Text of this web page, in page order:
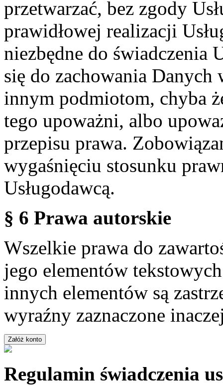
przetwarzać, bez zgody
prawidłowej realizacji
niezbędne do świadczenia
się do zachowania
innym podmiotom, chyba
tego upoważni, albo
przepisu prawa.
wygaśnięciu stosunku
Usługodawcą.
§ 6 Prawa autorskie
Wszelkie prawa do
jego elementów
innych elementów są
wyraźny zaznaczone
Regulamin świadczenia